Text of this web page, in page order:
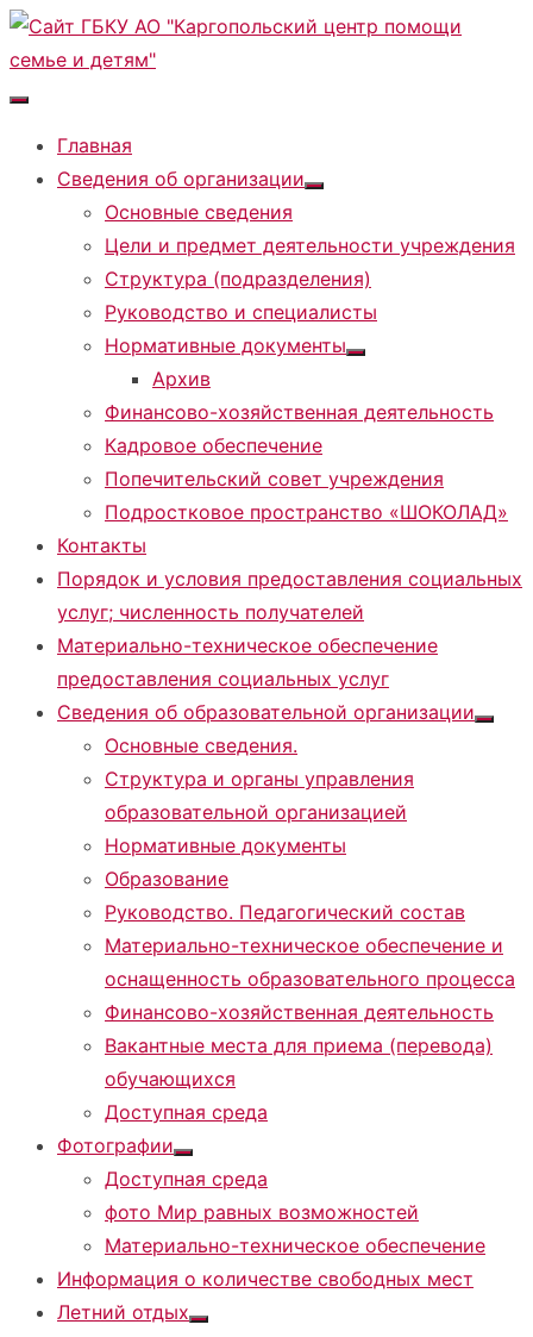
Перейти
к
содержимому
Главная
Сведения об организации
Показать
Основные сведения
Цели и предмет деятельности учреждения
Структура (подразделения)
Руководство и специалисты
Нормативные документы
Показать
Архив
Финансово-хозяйственная деятельность
Кадровое обеспечение
Попечительский совет учреждения
Подростковое пространство «ШОКОЛАД»
Контакты
Порядок и условия предоставления социальных
услуг; численность получателей
Материально-техническое обеспечение
предоставления социальных услуг
Сведения об образовательной организации
Основные сведения.
Структура и органы управления
образовательной организацией
Нормативные документы
Образование
Руководство. Педагогический состав
Материально-техническое обеспечение и
оснащенность образовательного процесса
Финансово-хозяйственная деятельность
Вакантные места для приема (перевода)
обучающихся
Доступная среда
Фотографии
Показать
подменю
Доступная среда
фото Мир равных возможностей
Материально-техническое обеспечение
Информация о количестве свободных мест
Летний отдых
Показать